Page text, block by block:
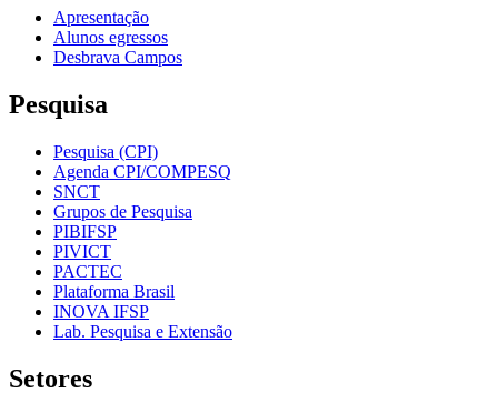
Apresentação
Alunos egressos
Desbrava Campos
Pesquisa
Pesquisa (CPI)
Agenda CPI/COMPESQ
SNCT
Grupos de Pesquisa
PIBIFSP
PIVICT
PACTEC
Plataforma Brasil
INOVA IFSP
Lab. Pesquisa e Extensão
Setores